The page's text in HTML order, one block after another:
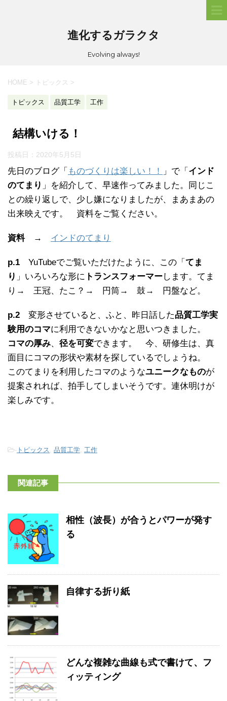
進化するガラクタ
Evolving always!
HOME > トピックス >
トピックス 品質工学 工作
結構いける！
投稿日： 2020年5月5日
先日のブログ「 ものづくりは楽しい！！ 」で「 インド
のてまり 」を紹介して、早速作ってみました。同じこ
との繰り返しで、少し嫌になりましたが、まあまあの
出来映えです。 資料をご覧ください。
資料→ インドのてまり
p.1 YuTubeでご覧いただけたように、この「 てま
り 」いろいろな形に トランスフォーマーします。てま
り→ 王冠、たこ？→ 円筒→ 鼓→ 円盤など。
p.2 変形させていると、ふと、昨日話した品質工学実
験用のコマに利用できないかなと思いつきました。
コマの厚み、 径を可変できます。 今、研修生は、真
面目にコマの形状や素材を探しているでしょうね。
このてまりを利用したコマのようなユニークなものが
提案されれば、拍手してしまいそうです。連休明けが
楽しみです。
- トピックス 品質工学 工作
関連記事
相性（波長）が合うとパワーが発す
る
自律する折り紙
どんな複雑な曲線も式で書けて、フ
ィッティング